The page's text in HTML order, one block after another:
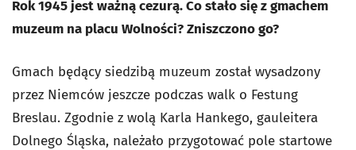
Rok 1945 jest ważną cezurą. Co stało się z gmachem
muzeum na placu Wolności? Zniszczono go?
Gmach będący siedzibą muzeum został wysadzony
przez Niemców jeszcze podczas walk o Festung
Breslau. Zgodnie z wolą Karla Hankego, gauleitera
Dolnego Śląska, należało przygotować pole startowe